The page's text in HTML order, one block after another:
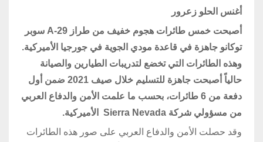
أغنس الحلو زعرور
أصبحت خمس طائرات هجوم خفيف من طراز A-29 سوبر
توكانو جاهزة في قاعدة مودي الجوية في جورجيا الأميركية.
وهذه الطائرات التي تخضع لتدريبات الطيارين والصيانة
حالياً أصبحت جاهزة للتسليم خلال صيف 2021 ضمن أول
دفعة من 6 طائرات، بحسب ما علمت الأمن والدفاع العربي
من مسؤولي شركة Sierra Nevada الأميركية.
وقد حصلت الأمن والدفاع العربي على صور هذه الطائرات